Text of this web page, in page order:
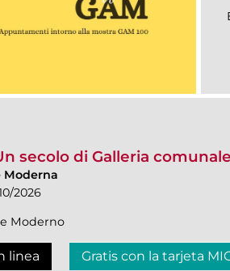
secolo di Galleria
Moderna
2026
Moderno
linea Gratis con la tarjeta